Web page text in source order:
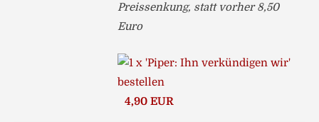
Preissenkung, statt vorher 8,50
Euro
4,90 EUR